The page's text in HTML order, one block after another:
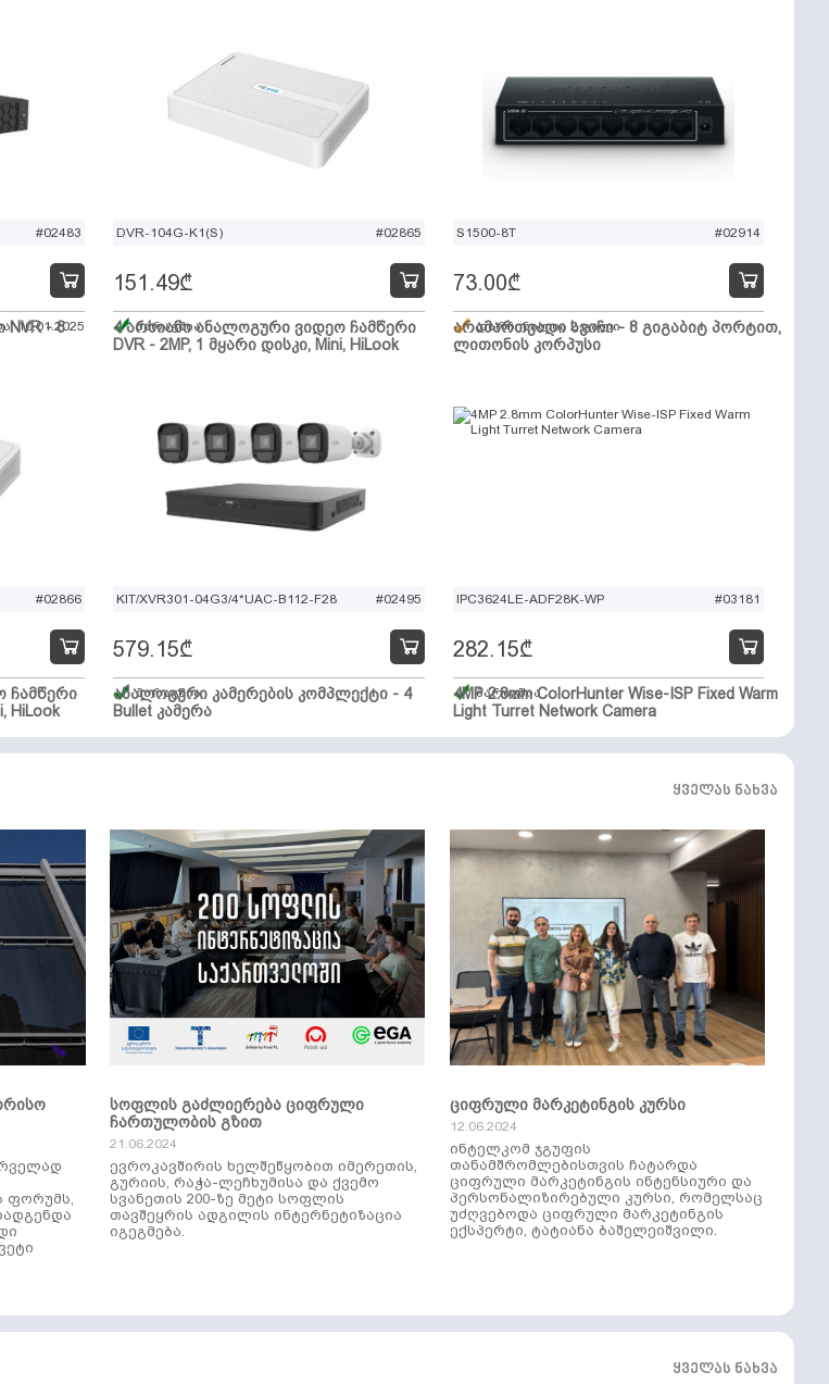
#02483
NVR - 8
10.01.2025
DVR-104G-K1(S) #02865
4 არხიანი ანალოგური ვიდეო ჩამწერი
DVR - 2MP, 1 მყარი დისკი, Mini, HiLook
151.49₾
მარაგშია
S1500-8T #02914
არამართვადი სვიჩი - 8 გიგაბიტ პორტით,
ლითონის კორპუსი
73.00₾
დარჩენილია 2 ცალი
#02866
ჩამწერი
HiLook
KIT/XVR301-04G3/4*UAC-B112-F28 #02495
ანალოგური კამერების კომპლექტი - 4
Bullet კამერა
579.15₾
მარაგშია
IPC3624LE-ADF28K-WP #03181
4MP 2.8mm ColorHunter Wise-ISP Fixed Warm
Light Turret Network Camera
282.15₾
მარაგშია
ყველას ნახვა
ფორუმს,
სოფლის გაძლიერება ციფრული
ჩართულობის გზით
21.06.2024
ევროკავშირის ხელშეწყობით იმერეთის,
გურიის, რაჭა-ლეჩხუმისა და ქვემო
სვანეთის 200-ზე მეტი სოფლის
თავშეყრის ადგილის ინტერნეტიზაცია
იგეგმება.
ციფრული მარკეტინგის კურსი
12.06.2024
ინტელკომ ჯგუფის
თანამშრომლებისთვის ჩატარდა
ციფრული მარკეტინგის ინტენსიური და
პერსონალიზირებული კურსი, რომელსაც
უძღვებოდა ციფრული მარკეტინგის
ექსპერტი, ტატიანა ბაშელეიშვილი.
ყველას ნახვა